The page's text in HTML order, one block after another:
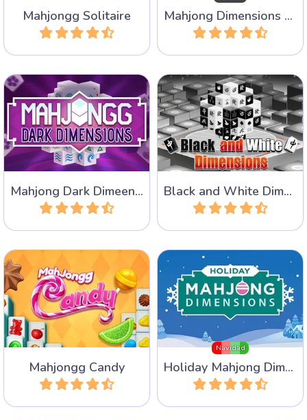
Mahjong Dark Dimeensions - Tiempo triple
Mahjong Dark Dimensions
con tres veces más tiempo.
Jugar Black and White Dimensions
Juega 40 niveles en este
Mahjong en blanco y negro
y en 3 dimensiones
Jugar
Mahjongg Candy
Solitario con muchos dulces.
Jugar
Navidad
Holiday Mahjong Dimensions
Dimensiones Mahjong para
las fiestas navideñas.
Jugar